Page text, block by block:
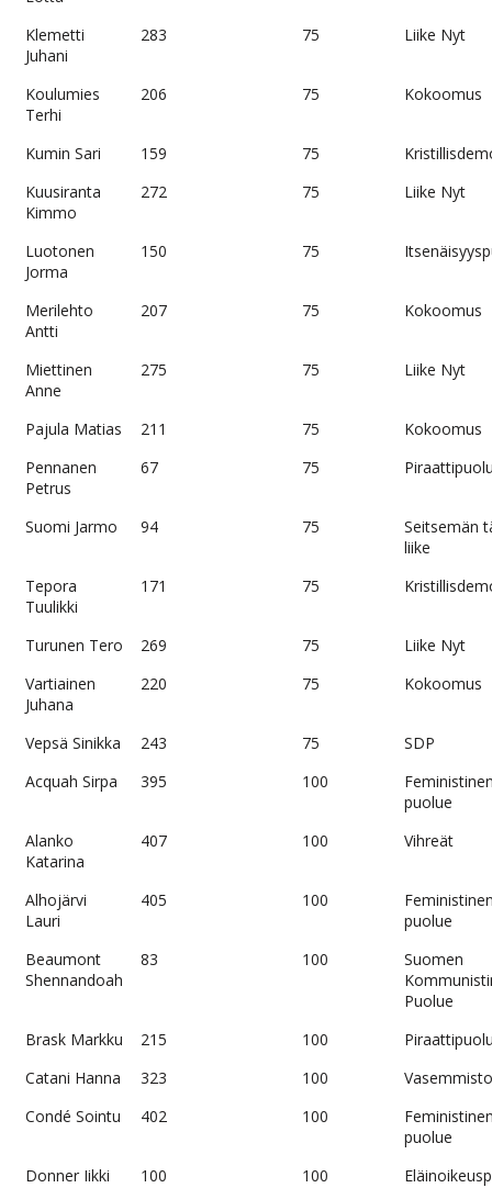
Klemetti
Juhani
283 75 Liike Nyt
Koulumies
Terhi
206 75 Kokoomus
Kumin Sari 159 75
Kuusiranta
Kimmo
272 75 Liike Nyt
Luotonen
Jorma
150 75
Merilehto
Antti
207 75 Kokoomus
Miettinen
Anne
275 75 Liike Nyt
Pajula Matias 211 75
Kokoomus
Pennanen
Petrus
67 75
Suomi Jarmo 94 75
Seitsemän
liike
Tepora
Tuulikki
171 75
Turunen Tero 269 75
Liike Nyt
Vartiainen
Juhana
220 75 Kokoomus
Vepsä Sinikka 243 75
SDP
Acquah Sirpa
395 100
puolue
Alanko
Katarina
407 100 Vihreät
Alhojärvi
Lauri
405 100
puolue
Beaumont
Shennandoah
83 100
Suomen
Puolue
Brask Markku
215 100
Catani Hanna
323 100
Condé Sointu
402 100
puolue
Donner Iikki
100 100